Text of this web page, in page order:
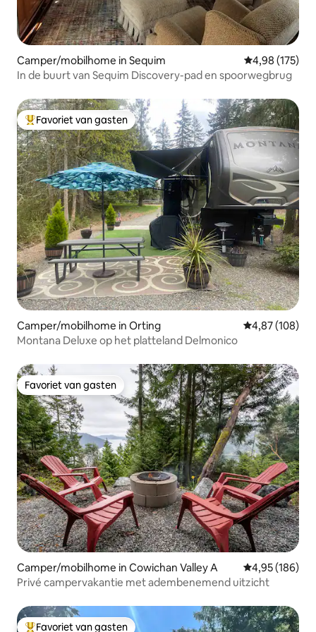
Camper/mobilhome in Sequim Gemiddelde
4,98 (175)
In de buurt van Sequim Discovery-pad en spoorwegbrug
Topfavoriet van gasten
Favoriet van gasten
Camper/mobilhome in Orting Gemiddelde
4,87 (108)
Montana Deluxe op het platteland Delmonico
Favoriet van gasten
Favoriet van gasten
Camper/mobilhome in Cowichan Valley A Gemiddelde
4,95 (186)
Privé campervakantie met adembenemend uitzicht
Favoriet van gasten